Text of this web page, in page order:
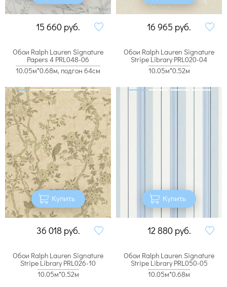
15 660 руб. 16 965 руб.
Обои Ralph Lauren Signature
Papers 4 PRL048-06
10.05м*0.68м, подгон 64см
Купить
36 018 руб.
Обои Ralph Lauren Signature
Stripe Library PRL020-04
10.05м*0.52м
Купить
12 880 руб.
Обои Ralph Lauren Signature
Stripe Library PRL026-10
10.05м*0.52м
Обои Ralph Lauren Signature
Stripe Library PRL050-05
10.05м*0.68м